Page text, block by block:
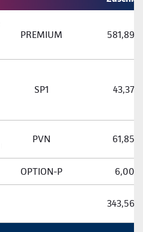
PREMIUM 581,89 €
SP1 43,37 €
PVN 61,85 €
OPTION-P 6,00 €
343,56 €